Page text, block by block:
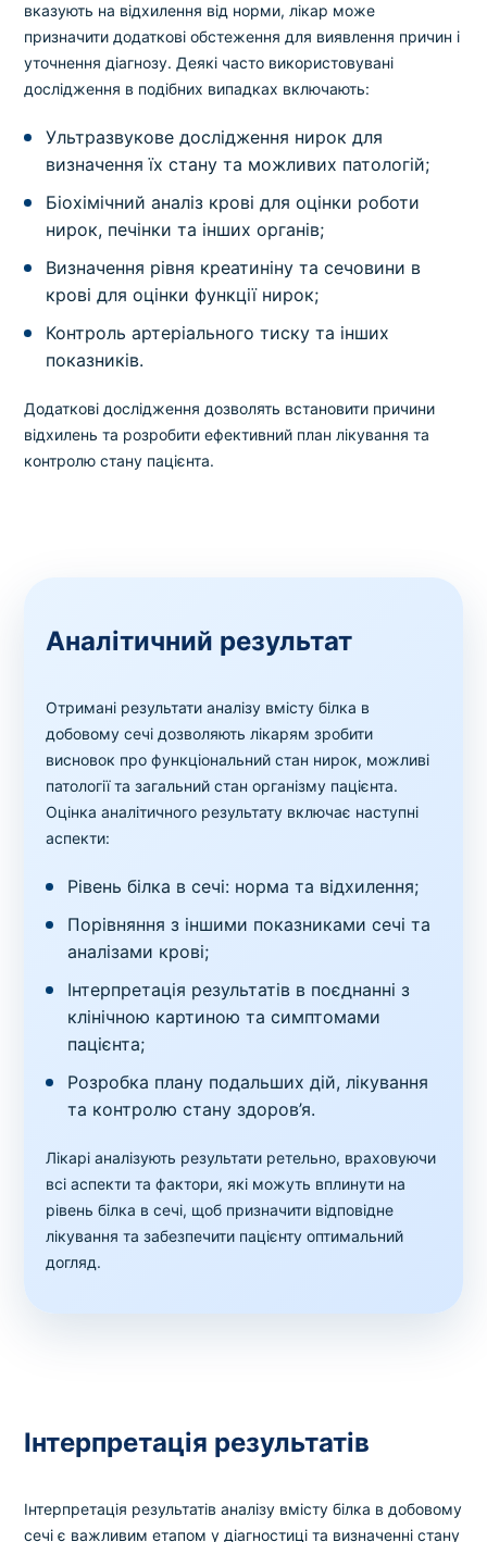
вказують на відхилення від норми, лікар може
призначити додаткові обстеження для виявлення причин і
уточнення діагнозу. Деякі часто використовувані
дослідження в подібних випадках включають:
Ультразвукове дослідження нирок для
визначення їх стану та можливих патологій;
Біохімічний аналіз крові для оцінки роботи
нирок, печінки та інших органів;
Визначення рівня креатиніну та сечовини в
крові для оцінки функції нирок;
Контроль артеріального тиску та інших
показників.
Додаткові дослідження дозволять встановити причини
відхилень та розробити ефективний план лікування та
контролю стану пацієнта.
Аналітичний результат
Отримані результати аналізу вмісту білка в
добовому сечі дозволяють лікарям зробити
висновок про функціональний стан нирок, можливі
патології та загальний стан організму пацієнта.
Оцінка аналітичного результату включає наступні
аспекти:
Рівень білка в сечі: норма та відхилення;
Порівняння з іншими показниками сечі та
аналізами крові;
Інтерпретація результатів в поєднанні з
клінічною картиною та симптомами
пацієнта;
Розробка плану подальших дій, лікування
та контролю стану здоров’я.
Лікарі аналізують результати ретельно, враховуючи
всі аспекти та фактори, які можуть вплинути на
рівень білка в сечі, щоб призначити відповідне
лікування та забезпечити пацієнту оптимальний
догляд.
Інтерпретація результатів
Інтерпретація результатів аналізу вмісту білка в добовому
сечі є важливим етапом у діагностиці та визначенні стану